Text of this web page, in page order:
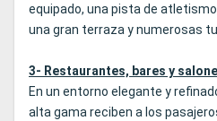
equipado, una pista de
una gran terraza y numerosas
3- Restaurantes, bares y
En un entorno elegante y
alta gama reciben a los